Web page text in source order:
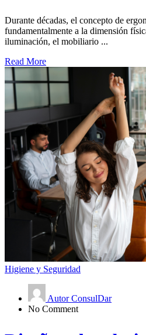
Durante décadas, el concepto de
fundamentalmente a la dimensión
iluminación, el mobiliario ...
Read More
Higiene y Seguridad
Autor ConsulDar
No Comment